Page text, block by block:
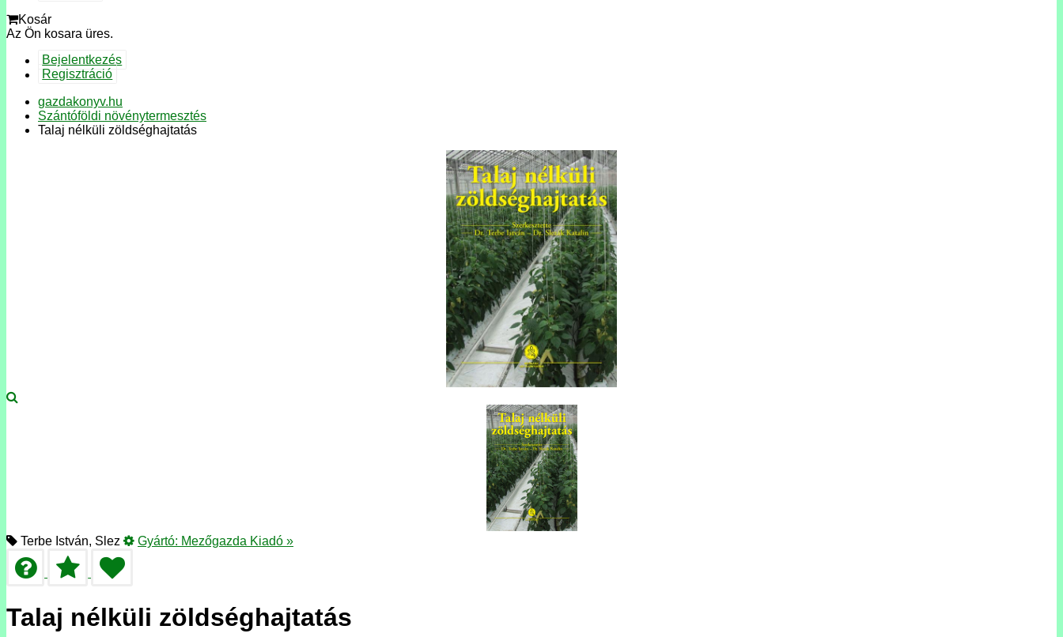
Kosár
Az Ön kosara üres.
Bejelentkezés
Regisztráció
gazdakonyv.hu
Szántóföldi növénytermesztés
Talaj nélküli zöldséghajtatás
Terbe István, Slez Gyártó: Mezőgazda Kiadó »
Talaj nélküli zöldséghajtatás